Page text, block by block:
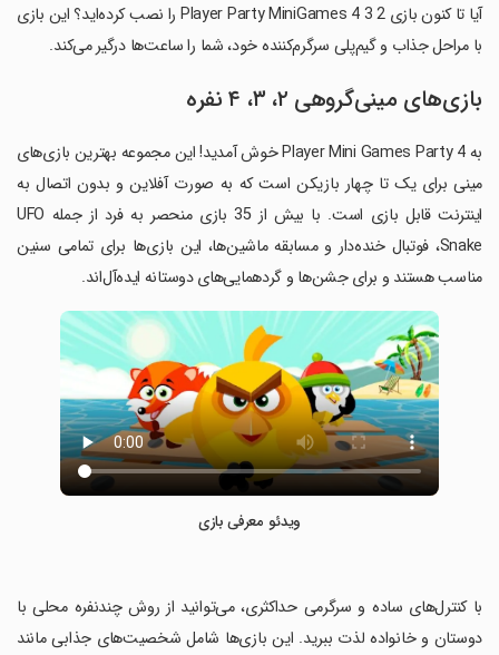
آیا تا کنون بازی 2 3 4 Player Party MiniGames را نصب کرده‌اید؟ این بازی
با مراحل جذاب و گیم‌پلی سرگرم‌کننده خود، شما را ساعت‌ها درگیر می‌کند.
بازی‌های مینی‌گروهی ۲، ۳، ۴ نفره
به 4 Player Mini Games Party خوش آمدید! این مجموعه بهترین بازی‌های
مینی برای یک تا چهار بازیکن است که به صورت آفلاین و بدون اتصال به
اینترنت قابل بازی است. با بیش از 35 بازی منحصر به فرد از جمله UFO
Snake، فوتبال خنده‌دار و مسابقه ماشین‌ها، این بازی‌ها برای تمامی سنین
مناسب هستند و برای جشن‌ها و گردهمایی‌های دوستانه ایده‌آل‌اند.
ویدئو معرفی بازی
‏با کنترل‌های ساده و سرگرمی حداکثری، می‌توانید از روش چندنفره محلی با
دوستان و خانواده لذت ببرید. این بازی‌ها شامل شخصیت‌های جذابی مانند